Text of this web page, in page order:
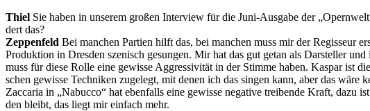
Thiel Sie ha­ben in un­se­rem gro­ßen In­ter­view für die Juni-Aus­ga­be der
dert das?
Zep­pe­n­feld Bei man­chen Par­tien hilft das, bei man­chen muss mir der Re­gis­seur
Pro­duk­ti­on in Dres­den sze­nisch ge­sun­gen. Mir hat das gut ge­tan als Dar­stel­ler
muss für die­se Rol­le eine ge­wis­se Ag­gres­si­vi­tät in der Stim­me ha­ben. Kas­par ist
schen ge­wis­se Tech­ni­ken zu­ge­legt, mit de­nen ich das sin­gen kann, aber das
Zac­ca­ria in „Na­buc­co“ hat eben­falls eine ge­wis­se ne­ga­ti­ve trei­ben­de Kraft,
den bleibt, das liegt mir ein­fach mehr.